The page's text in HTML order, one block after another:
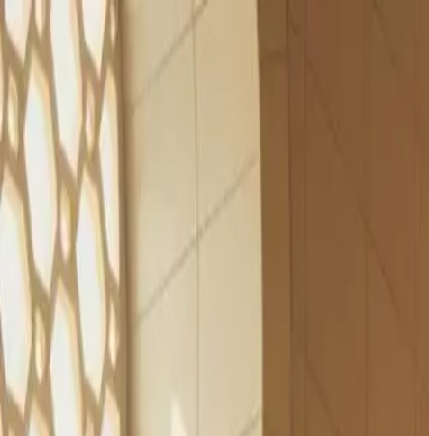
IslamReligion By La Maison d'Adam
Accueil
Apprendre
Guides